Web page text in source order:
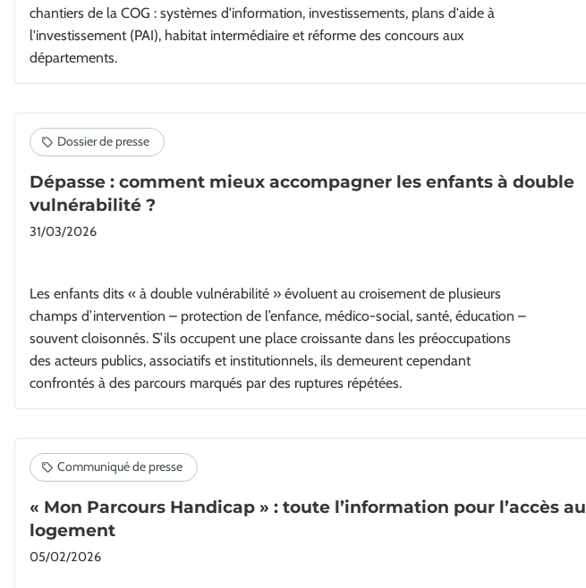
chantiers de la COG : systèmes d'information, investissements, plans d'aide à
l'investissement (PAI), habitat intermédiaire et réforme des concours aux
départements.
Dépasse : comment mieux accompagner les enfants à double
vulnérabilité ?
31/03/2026
Les enfants dits « à double vulnérabilité » évoluent au croisement de plusieurs
champs d’intervention – protection de l’enfance, médico-social, santé, éducation –
souvent cloisonnés. S’ils occupent une place croissante dans les préoccupations
des acteurs publics, associatifs et institutionnels, ils demeurent cependant
confrontés à des parcours marqués par des ruptures répétées.
« Mon Parcours Handicap » : toute l’information pour l’accès au
logement
05/02/2026